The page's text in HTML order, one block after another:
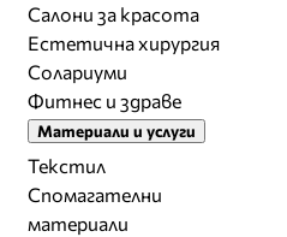
Салони за красота
Естетична хирургия
Солариуми
Фитнес и здраве
Материали и услуги
Текстил
Спомагателни
материали